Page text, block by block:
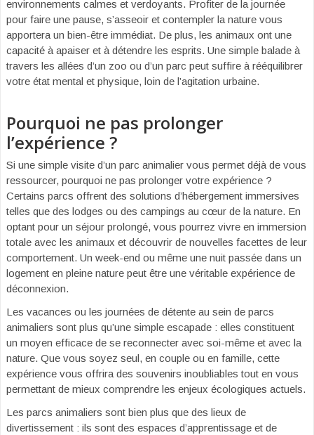
environnements calmes et verdoyants. Profiter de la journée
pour faire une pause, s’asseoir et contempler la nature vous
apportera un bien-être immédiat. De plus, les animaux ont une
capacité à apaiser et à détendre les esprits. Une simple balade à
travers les allées d’un zoo ou d’un parc peut suffire à rééquilibrer
votre état mental et physique, loin de l’agitation urbaine.
Pourquoi ne pas prolonger
l’expérience ?
Si une simple visite d’un parc animalier vous permet déjà de vous
ressourcer, pourquoi ne pas prolonger votre expérience ?
Certains parcs offrent des solutions d’hébergement immersives
telles que des lodges ou des campings au cœur de la nature. En
optant pour un séjour prolongé, vous pourrez vivre en immersion
totale avec les animaux et découvrir de nouvelles facettes de leur
comportement. Un week-end ou même une nuit passée dans un
logement en pleine nature peut être une véritable expérience de
déconnexion.
Les vacances ou les journées de détente au sein de parcs
animaliers sont plus qu’une simple escapade : elles constituent
un moyen efficace de se reconnecter avec soi-même et avec la
nature. Que vous soyez seul, en couple ou en famille, cette
expérience vous offrira des souvenirs inoubliables tout en vous
permettant de mieux comprendre les enjeux écologiques actuels.
Les parcs animaliers sont bien plus que des lieux de
divertissement : ils sont des espaces d’apprentissage et de